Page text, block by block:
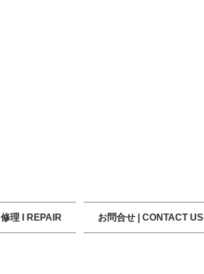
修理 I REPAIR お問合せ | CONTACT US